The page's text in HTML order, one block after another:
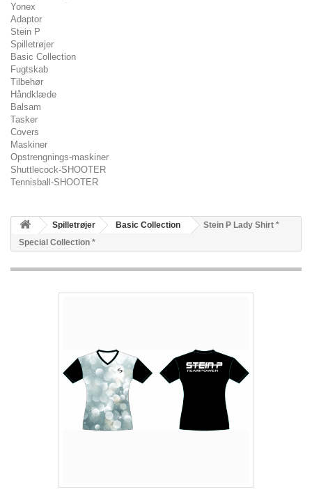
Yonex
Adaptor
Stein P
Spilletrøjer
Basic Collection
Fugtskab
Tilbehør
Håndklæde
Balsam
Tasker
Covers
Maskiner
Opstrengnings-maskiner
Shuttlecock-SHOOTER
Tennisball-SHOOTER
Spilletrøjer Basic Collection
Stein P Lady Shirt *
Special Collection *